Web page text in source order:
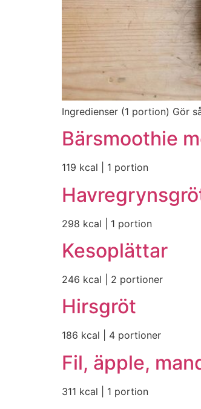
Ingredienser (1 portion) Gör
Bärsmoothie
119 kcal | 1 portion
298 kcal | 1 portion
Kesoplättar
246 kcal | 2 portioner
Hirsgröt
186 kcal | 4 portioner
Fil, äpple,
311 kcal | 1 portion